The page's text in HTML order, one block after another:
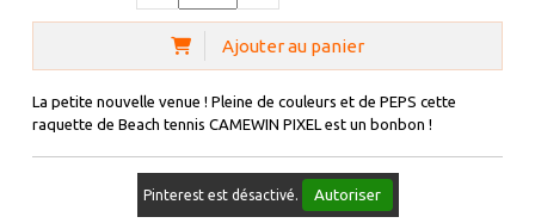
Ajouter au panier
La petite nouvelle venue ! Pleine de couleurs et de PEPS cette
raquette de Beach tennis CAMEWIN PIXEL est un bonbon !
Pinterest est désactivé. Autoriser